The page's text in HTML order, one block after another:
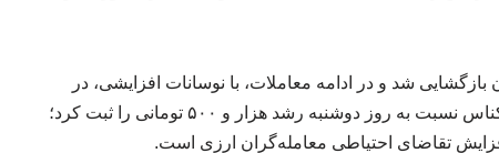
روز هفته در سطح ۱۶۱ هزار تومان بازگشایی شد و در ادامه معاملات، با نوسانات افزایشی، در
نهایت روی رقم ۱۶۱ هزار و ۵۰۰ تومان بسته شد. این اسکناس نسبت به روز دوشنبه رشد هزار و ۵۰۰ تومانی را ثبت کرد؛
تقاضای احتیاطی معامله‌گران ارزی است.